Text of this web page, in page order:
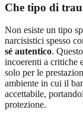
Che tipo di
Non esiste un tipo
narcisistici spesso
sé autentico.
incoerenti a critiche
solo per le
ambiente in cui il
accettabile,
protezione.